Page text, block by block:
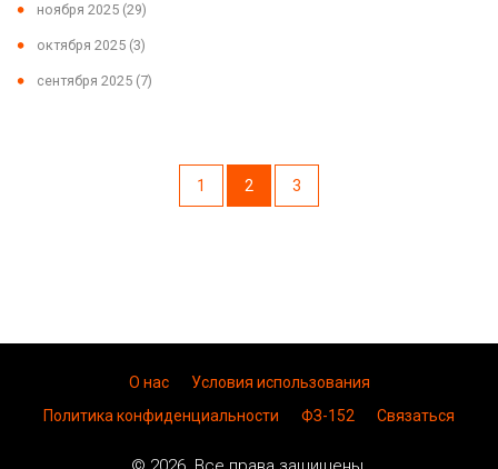
ноября 2025 (29)
октября 2025 (3)
сентября 2025 (7)
1 2 3
О нас
Условия использования
Политика конфиденциальности
ФЗ-152 Связаться